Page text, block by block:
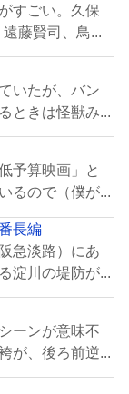
すごい。久保
藤賢司、鳥...
いたが、バン
ときは怪獣み...
予算映画」と
るので（僕が...
長編
急淡路）にあ
淀川の堤防が...
ーンが意味不
が、後ろ前逆...